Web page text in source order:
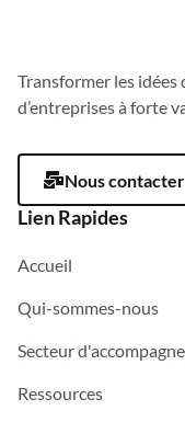
Transformer les
d’entreprises à forte
Nous contacter
Lien Rapides
Accueil
Qui-sommes-nous
Secteur
Ressources